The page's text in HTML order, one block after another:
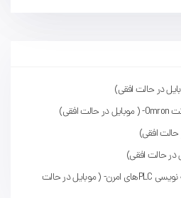
در حالت افقی)
نرم افزار CX-ONE 4.4 OMRON- برنامه نویسی PLCهای امرن- ( موبایل در حالت